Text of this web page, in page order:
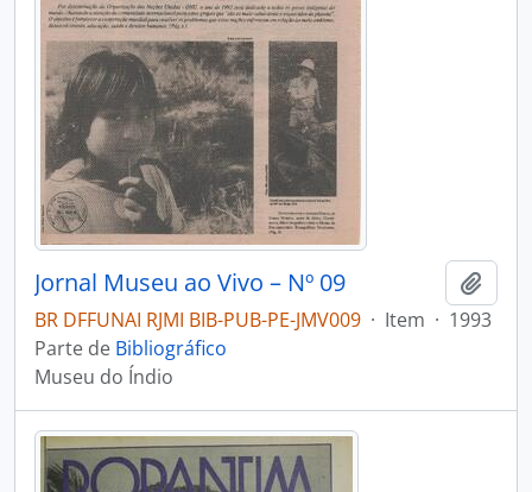
Jornal Museu ao Vivo – Nº 09
BR DFFUNAI RJMI BIB-PUB-PE-JMV009 · Item · 1993
Parte de Bibliográfico
Museu do Índio